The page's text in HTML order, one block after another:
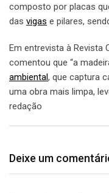
composto por placas
das vigas e pilares,
Em entrevista à Revista
comentou que “a
ambiental, que captura
uma obra mais limpa,
redação
Deixe um